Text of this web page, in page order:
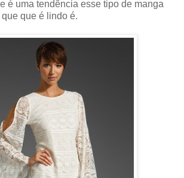
é uma tendência esse tipo de manga
que é lindo é.